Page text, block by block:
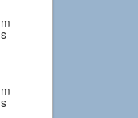
m
s
m
s